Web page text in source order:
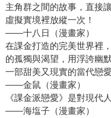
主角群之間的故事，直接
虛擬實境裡放縱一次！
――十八日（漫畫家）
在課金打造的完美世界裡
的孤獨與渴望，用浮誇幽
一部甜美又現實的當代戀愛
――金鼠（漫畫家）
《課金派戀愛》是對現代
――海塩子（漫畫家）